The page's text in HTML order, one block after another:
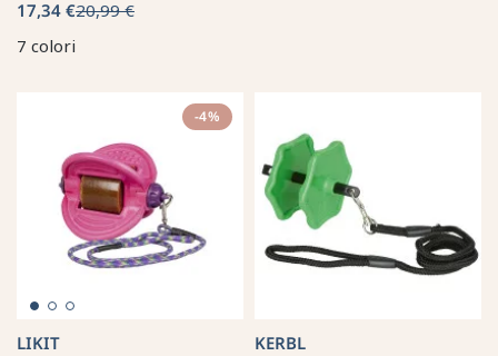
17,34 €20,99 €
7 colori
-4%
LIKIT KERBL